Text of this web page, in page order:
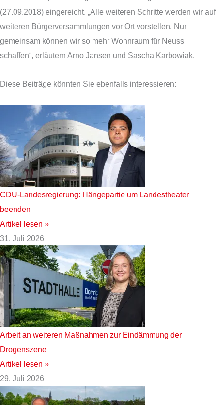
(27.09.2018) eingereicht. „Alle weiteren Schritte werden wir auf
weiteren Bürgerversammlungen vor Ort vorstellen. Nur
gemeinsam können wir so mehr Wohnraum für Neuss
schaffen“, erläutern Arno Jansen und Sascha Karbowiak.
Diese Beiträge könnten Sie ebenfalls interessieren:
CDU-Landesregierung: Hängepartie um Landestheater
beenden
Artikel lesen »
31. Juli 2026
Arbeit an weiteren Maßnahmen zur Eindämmung der
Drogenszene
Artikel lesen »
29. Juli 2026